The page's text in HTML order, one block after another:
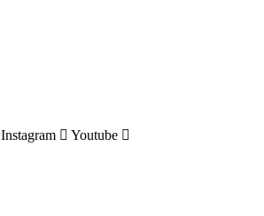
Instagram
Youtube